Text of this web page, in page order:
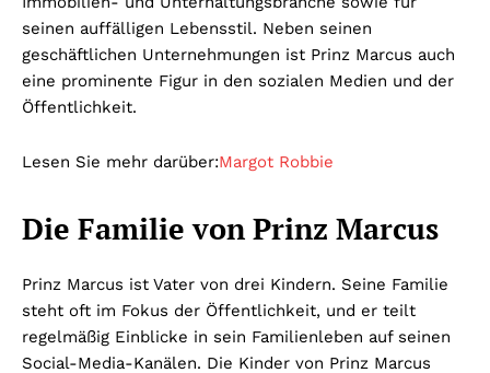
seinen auffälligen Lebensstil. Neben seinen
geschäftlichen Unternehmungen ist Prinz Marcus auch
eine prominente Figur in den sozialen Medien und der
Öffentlichkeit.
Lesen Sie mehr darüber:Margot Robbie
Die Familie von Prinz Marcus
Prinz Marcus ist Vater von drei Kindern. Seine Familie
steht oft im Fokus der Öffentlichkeit, und er teilt
regelmäßig Einblicke in sein Familienleben auf seinen
Social-Media-Kanälen. Die Kinder von Prinz Marcus